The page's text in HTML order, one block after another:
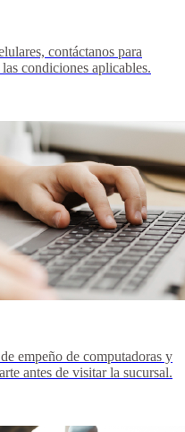
contáctanos para
condiciones aplicables.
empeño de computadoras y
antes de visitar la sucursal.